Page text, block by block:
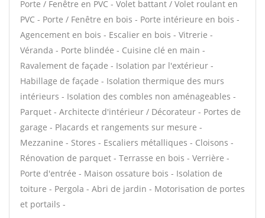
Porte / Fenêtre en PVC - Volet battant / Volet roulant en
PVC - Porte / Fenêtre en bois - Porte intérieure en bois -
Agencement en bois - Escalier en bois - Vitrerie -
Véranda - Porte blindée - Cuisine clé en main -
Ravalement de façade - Isolation par l'extérieur -
Habillage de façade - Isolation thermique des murs
intérieurs - Isolation des combles non aménageables -
Parquet - Architecte d'intérieur / Décorateur - Portes de
garage - Placards et rangements sur mesure -
Mezzanine - Stores - Escaliers métalliques - Cloisons -
Rénovation de parquet - Terrasse en bois - Verrière -
Porte d'entrée - Maison ossature bois - Isolation de
toiture - Pergola - Abri de jardin - Motorisation de portes
et portails -